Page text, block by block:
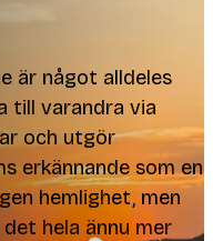
är något alldeles
till varandra via
och utgör
erkännande som en
hemlighet, men
hela ännu mer